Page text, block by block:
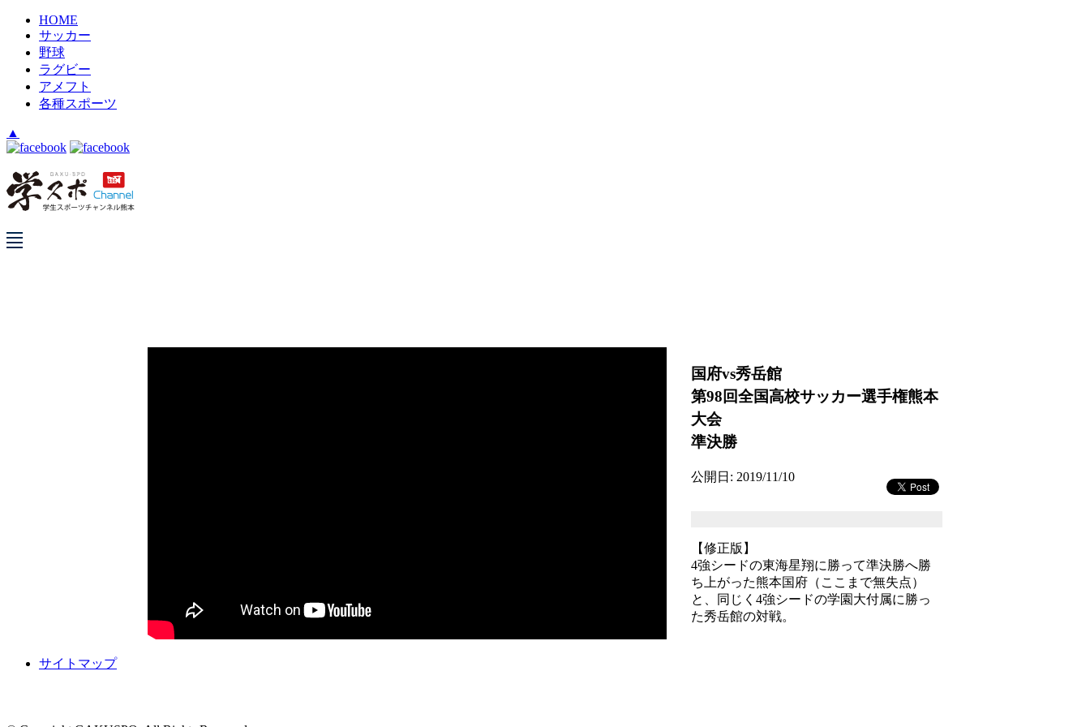
HOME
サッカー
野球
ラグビー
アメフト
各種スポーツ
▲
国府vs秀岳館
第98回全国高校サッカー選手権熊本
大会
準決勝
公開日: 2019/11/10
【修正版】
4強シードの東海星翔に勝って準決勝へ勝
ち上がった熊本国府（ここまで無失点）
と、同じく4強シードの学園大付属に勝っ
た秀岳館の対戦。
サイトマップ